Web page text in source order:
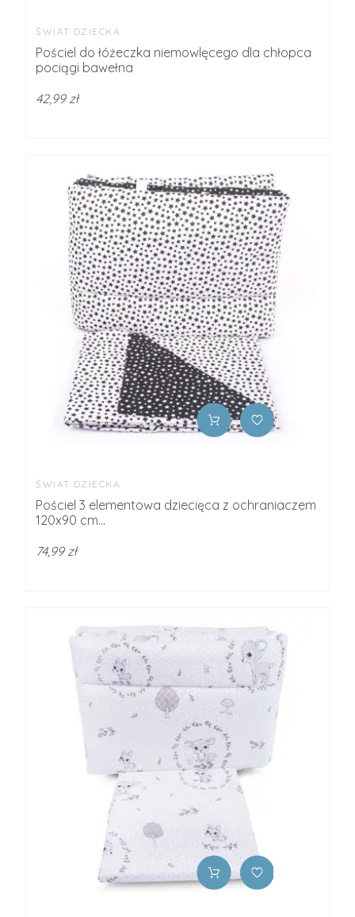
ŚWIAT DZIECKA
Pościel do łóżeczka niemowlęcego dla chłopca
pociągi bawełna
42,99 zł
ŚWIAT DZIECKA
Pościel 3 elementowa dziecięca z ochraniaczem
120x90 cm...
74,99 zł